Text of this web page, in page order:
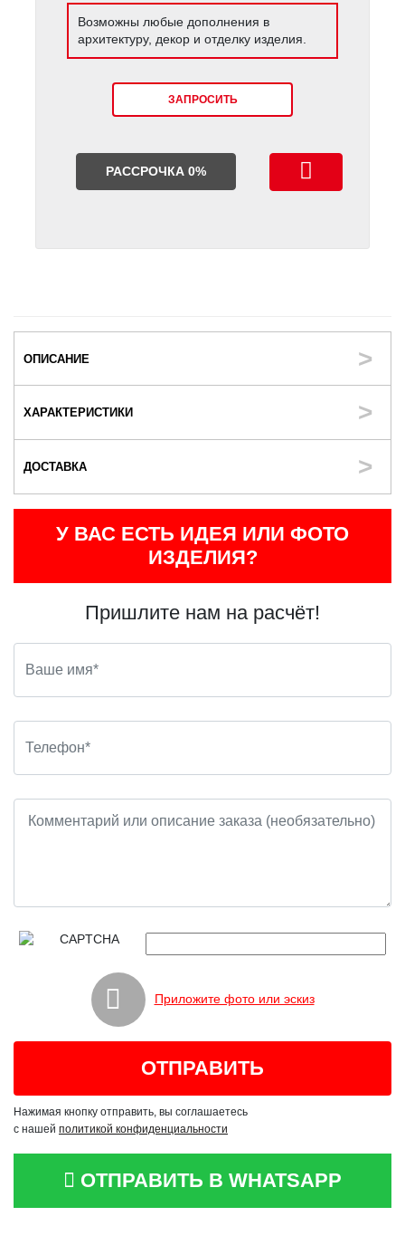
Возможны любые дополнения в
архитектуру, декор и отделку изделия.
ЗАПРОСИТЬ
РАССРОЧКА 0%
ОПИСАНИЕ
ХАРАКТЕРИСТИКИ
ДОСТАВКА
У ВАС ЕСТЬ ИДЕЯ ИЛИ ФОТО
ИЗДЕЛИЯ?
Пришлите нам на расчёт!
Приложите фото или эскиз
Нажимая кнопку отправить, вы соглашаетесь
с нашей политикой конфиденциальности
ОТПРАВИТЬ В WHATSAPP